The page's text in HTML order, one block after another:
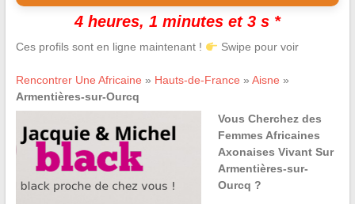
4 heures, 1 minutes et 3 s *
Ces profils sont en ligne maintenant ! Swipe pour voir
Rencontrer Une Africaine » Hauts-de-France » Aisne »
Armentières-sur-Ourcq
Vous Cherchez des
Femmes Africaines
Axonaises Vivant Sur
Armentières-sur-
Ourcq ?